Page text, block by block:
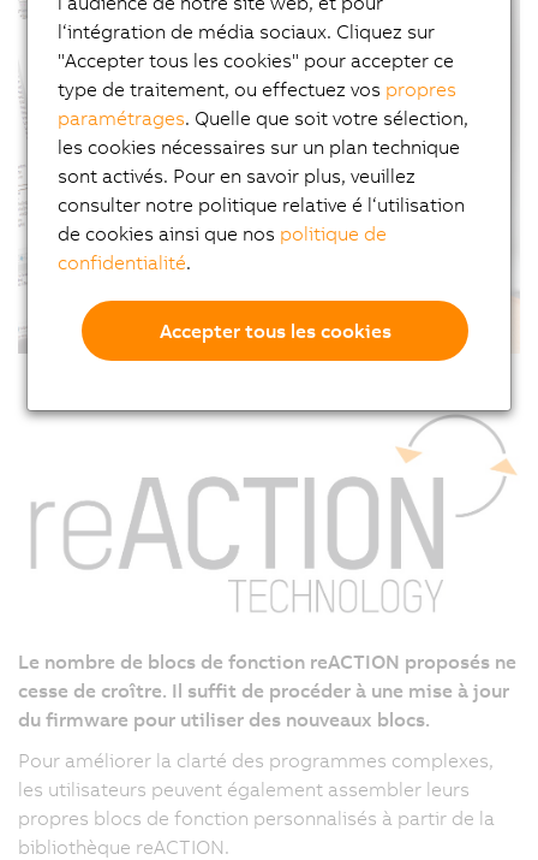
Le nombre de blocs de fonction reACTION proposés ne
cesse de croître. Il suffit de procéder à une mise à jour
du firmware pour utiliser des nouveaux blocs.
Pour améliorer la clarté des programmes complexes,
les utilisateurs peuvent également assembler leurs
propres blocs de fonction personnalisés à partir de la
bibliothèque reACTION.
l‘intégration de média sociaux. Cliquez sur
"Accepter tous les cookies" pour accepter ce
type de traitement, ou effectuez vos propres
paramétrages. Quelle que soit votre sélection,
les cookies nécessaires sur un plan technique
sont activés. Pour en savoir plus, veuillez
consulter notre politique relative é l‘utilisation
de cookies ainsi que nos politique de
confidentialité.
Accepter tous les cookies